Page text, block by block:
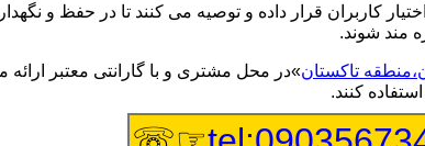
کاربران قرار داده و توصیه می کنند تا در حفظ و
مند شوند.
تاکستان»در محل مشتری و با گارانتی معتبر ارائه
کنند.